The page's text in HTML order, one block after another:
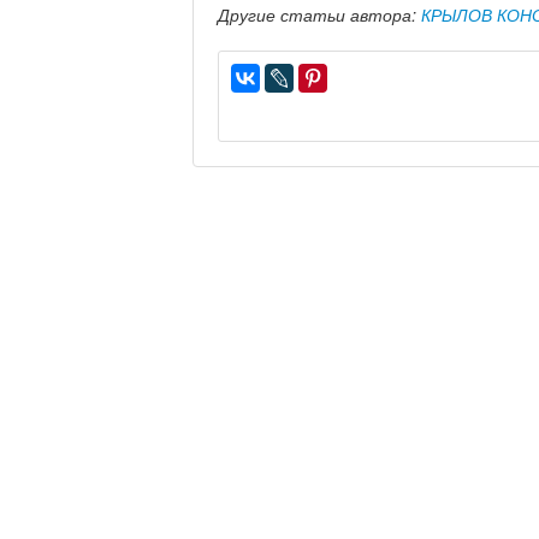
Другие статьи автора: КРЫЛОВ